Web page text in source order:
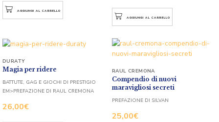
AGGIUNGI AL CARRELLO
AGGIUNGI AL CARRELLO
Magia per ridere
26,00€
DURATY
BATTUTE, GAG E GIOCHI DI PRESTIGIO
EM>PREFAZIONE DI RAUL CREMONA
Compendio di nuovi
maravigliosi secreti
25,00€
RAUL CREMONA
PREFAZIONE DI SILVAN